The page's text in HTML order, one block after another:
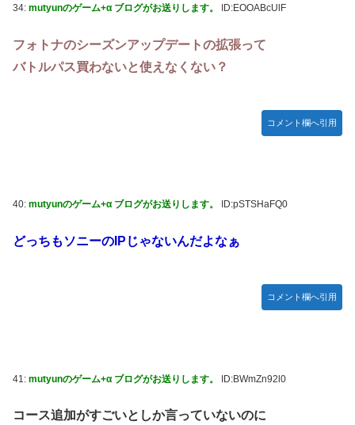
34: mutyunのゲーム+α ブログがお送りします。 ID:EOOABcUlF
フォトナのシーズンアップデートの拡張って
バトルパス買わないと使えなくない？
コメント欄へ引用
40: mutyunのゲーム+α ブログがお送りします。 ID:pSTSHaFQ0
どっちもソニーのIPじゃないんだよなぁ
コメント欄へ引用
41: mutyunのゲーム+α ブログがお送りします。 ID:BWmZn92l0
コース追加がすごいとしか言っていないのに